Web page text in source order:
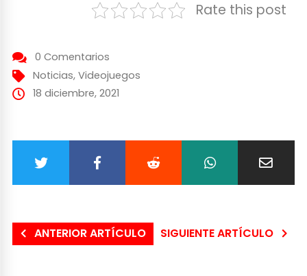
Rate this post
0 Comentarios
Noticias, Videojuegos
18 diciembre, 2021
ANTERIOR ARTÍCULO SIGUIENTE ARTÍCULO